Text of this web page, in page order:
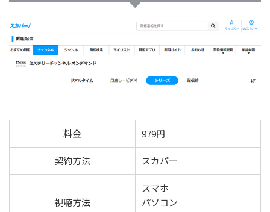
料金 979円
契約方法 スカパー
視聴方法
スマホ
パソコン